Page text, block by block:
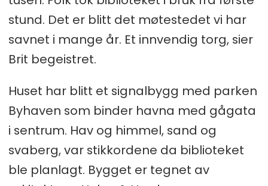
stund. Det er blitt det møtestedet vi har
savnet i mange år. Et innvendig torg, sier
Brit begeistret.
Huset har blitt et signalbygg med parken
Byhaven som binder havna med gågata
i sentrum. Hav og himmel, sand og
svaberg, var stikkordene da biblioteket
ble planlagt. Bygget er tegnet av